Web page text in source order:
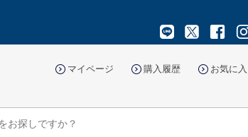
マイページ 購入履歴 お気に